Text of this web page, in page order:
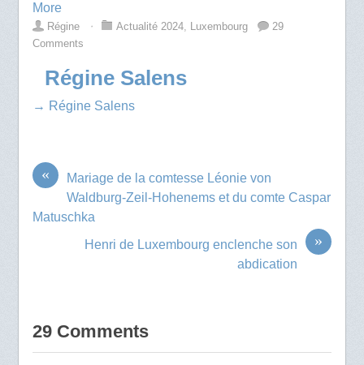
More
Régine ⋅ Actualité 2024, Luxembourg
29
Comments
Régine Salens
→ Régine Salens
«
Mariage de la comtesse Léonie von
Waldburg-Zeil-Hohenems et du comte Caspar
Matuschka
»
Henri de Luxembourg enclenche son
abdication
29 Comments